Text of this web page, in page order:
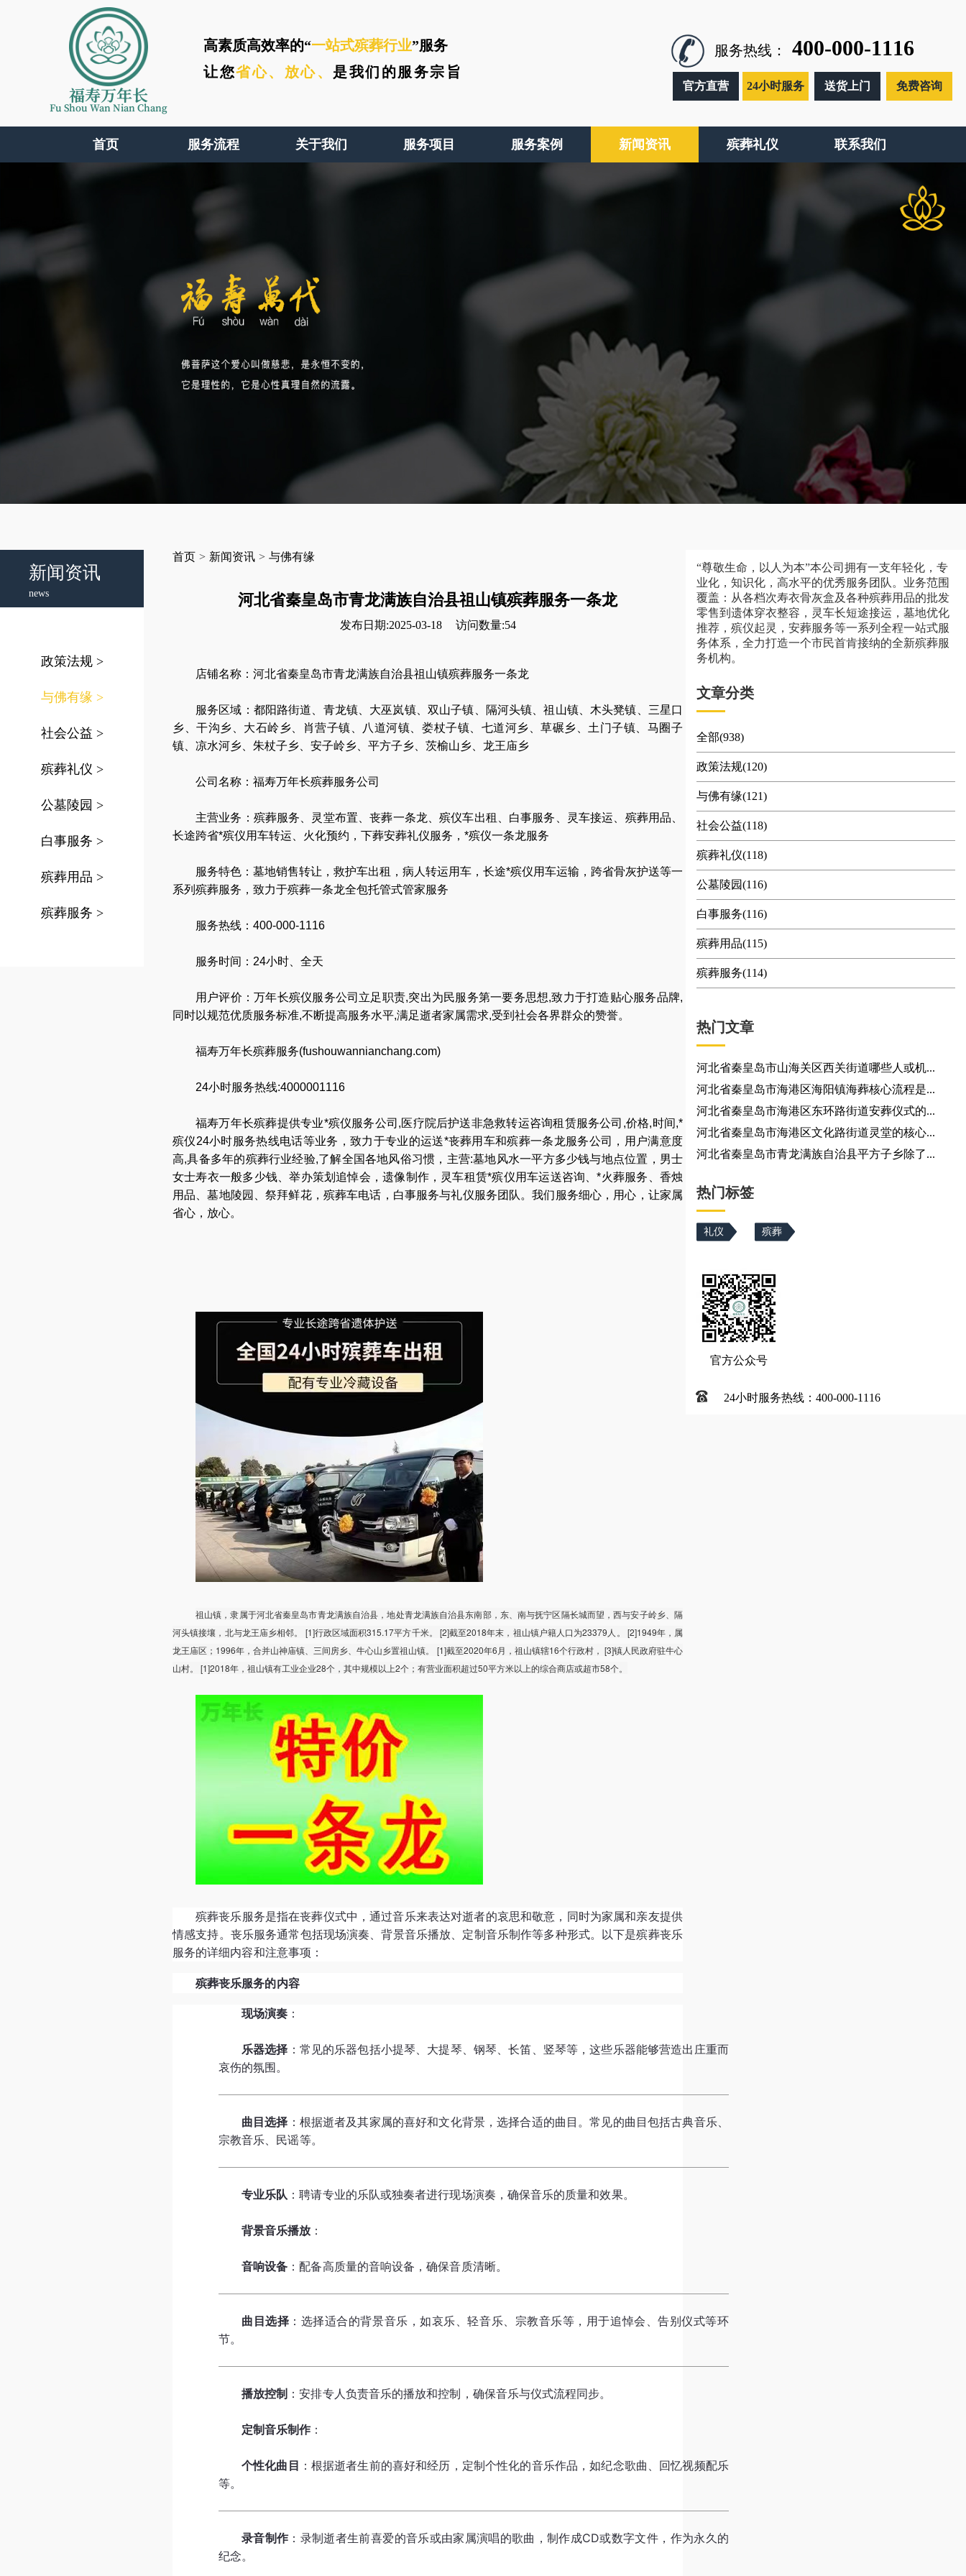
福寿万年长
Fu Shou Wan Nian Chang
高素质高效率的“一站式殡葬行业”服务
让您省心、 放心、 是我们的服务宗旨
服务热线： 400-000-1116
官方直营 24小时服务 送货上门 免费咨询
首页 服务流程 关于我们 服务项目 服务案例 新闻资讯 殡葬礼仪 联系我们
新闻资讯
news
政策法规 >
与佛有缘 >
社会公益 >
殡葬礼仪 >
公墓陵园 >
白事服务 >
殡葬用品 >
殡葬服务 >
首页 > 新闻资讯 > 与佛有缘
河北省秦皇岛市青龙满族自治县祖山镇殡葬服务一条龙
发布日期:2025-03-18 访问数量:54
店铺名称：河北省秦皇岛市青龙满族自治县祖山镇殡葬服务一条龙
服务区域： 都阳路街道、青龙镇、大巫岚镇、双山子镇、隔河头镇、祖山镇、木头凳镇、三星口
乡、干沟乡、大石岭乡、肖营子镇、八道河镇、娄杖子镇、七道河乡、草碾乡、土门子镇、马圈子
镇、凉水河乡、朱杖子乡、安子岭乡、平方子乡、茨榆山乡、龙王庙乡
公司名称： 福寿万年长殡葬服务公司
主营业务： 殡葬服务 灵堂布置 、丧葬一条龙 、殡仪车出租 白事服务 灵车接运 殡葬用品
长途跨省*殡仪用车转运
火化预约 ， 下葬安葬礼仪服务 ， *殡仪一条龙服务
服务特色： 墓地销售转让 ， 救护车出租 ， 病人转运用车 ， 长途*殡仪用车运输 ， 跨省骨灰护送等一
系列殡葬服务， 致力于殡葬一条龙全包托管式管家服务
服务热线：400-000-1116
服务时间：24小时、全天
用户评价：万年长殡仪服务公司立足职责,突出为民服务第一要务思想,致力于打造贴心服务品牌,
同时以规范优质服务标准,不断提高服务水平,满足逝者家属需求,受到社会各界群众的赞誉。
福寿万年长殡葬服务(fushouwannianchang.com)
24小时服务热线:4000001116
福寿万年长殡葬提供专业*殡仪服务公司 ,医疗院后护送非急救转运咨询租赁服务公司 ,价格,时间,*
殡仪24小时服务热线电话等业务，致力于专业的运送*丧葬用车和殡葬一条龙服务公司
，用户满意度
高,具备多年的殡葬行业经验,了解全国各地风俗习惯 ，主营:墓地风水一平方多少钱与地点位置 ， 男士
女士寿衣一般多少钱 、举办策划追悼会 ，遗像制作 ， 灵车租赁*殡仪用车运送咨询 、*火葬服务
香烛
用品 、墓地陵园 、祭拜鲜花， 殡葬车电话 ， 白事服务与礼仪服务团队 。我们服务细心，用心，让家属
省心，放心。
祖山镇，隶属于河北省秦皇岛市青龙满族自治县，地处青龙满族自治县东南部，东、南与抚宁区隔长城而望，西与安子岭乡、隔
河头镇接壤，北与龙王庙乡相邻。 [1]行政区域面积315.17平方千米。 [2]截至2018年末，祖山镇户籍人口为23379人。 [2]1949年，属
龙王庙区；1996年，合并山神庙镇、三间房乡、牛心山乡置祖山镇。 [1]截至2020年6月，祖山镇辖16个行政村， [3]镇人民政府驻牛心
山村。 [1]2018年，祖山镇有工业企业28个，其中规模以上2个；有营业面积超过50平方米以上的综合商店或超市58个。
殡葬丧乐服务是指在丧葬仪式中，通过音乐来表达对逝者的哀思和敬意，同时为家属和亲友提供
情感支持。丧乐服务通常包括现场演奏、背景音乐播放、定制音乐制作等多种形式。以下是殡葬丧乐
服务的详细内容和注意事项：
殡葬丧乐服务的内容
现场演奏 ：
乐器选择 ：常见的乐器包括小提琴、大提琴、钢琴、长笛、竖琴等，这些乐器能够营造出庄重而
哀伤的氛围。
曲目选择 ：根据逝者及其家属的喜好和文化背景，选择合适的曲目。常见的曲目包括古典音乐、
宗教音乐、民谣等。
专业乐队 ：聘请专业的乐队或独奏者进行现场演奏，确保音乐的质量和效果。
背景音乐播放 ：
音响设备 ：配备高质量的音响设备，确保音质清晰。
曲目选择 ：选择适合的背景音乐，如哀乐、轻音乐、宗教音乐等，用于追悼会、告别仪式等环
节。
播放控制 ：安排专人负责音乐的播放和控制，确保音乐与仪式流程同步。
定制音乐制作：
个性化曲目 ：根据逝者生前的喜好和经历，定制个性化的音乐作品，如纪念歌曲、回忆视频配乐
等。
录音制作：录制逝者生前喜爱的音乐或由家属演唱的歌曲，制作成CD或数字文件，作为永久的
纪念。
“尊敬生命，以人为本”本公司拥有一支年轻化，专
业化，知识化，高水平的优秀服务团队。业务范围
覆盖：从各档次寿衣骨灰盒及各种殡葬用品的批发
零售到遗体穿衣整容，灵车长短途接运，墓地优化
推荐，殡仪起灵，安葬服务等一系列全程一站式服
务体系，全力打造一个市民首肯接纳的全新殡葬服
务机构。
文章分类
全部(938)
政策法规(120)
与佛有缘(121)
社会公益(118)
殡葬礼仪(118)
公墓陵园(116)
白事服务(116)
殡葬用品(115)
殡葬服务(114)
热门文章
河北省秦皇岛市山海关区西关街道哪些人或机...
河北省秦皇岛市海港区海阳镇海葬核心流程是...
河北省秦皇岛市海港区东环路街道安葬仪式的...
河北省秦皇岛市海港区文化路街道灵堂的核心...
河北省秦皇岛市青龙满族自治县平方子乡除了...
热门标签
礼仪 殡葬
官方公众号
24小时服务热线：400-000-1116